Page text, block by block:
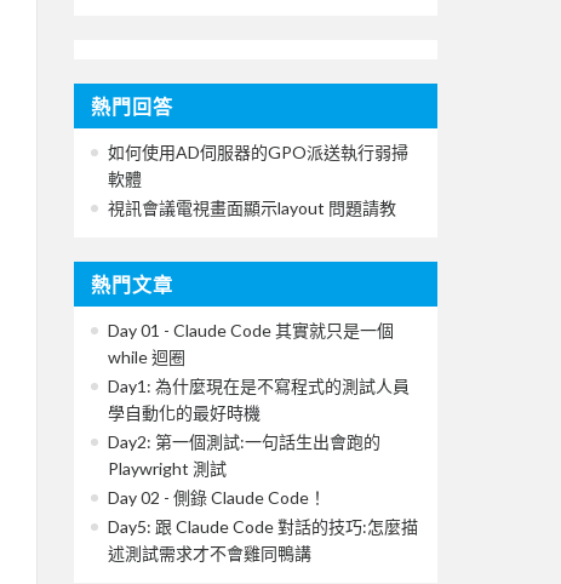
熱門回答
如何使用AD伺服器的GPO派送執行弱掃
軟體
視訊會議電視畫面顯示layout 問題請教
熱門文章
Day 01 - Claude Code 其實就只是一個
while 迴圈
Day1: 為什麼現在是不寫程式的測試人員
學自動化的最好時機
Day2: 第一個測試:一句話生出會跑的
Playwright 測試
Day 02 - 側錄 Claude Code！
Day5: 跟 Claude Code 對話的技巧:怎麼描
述測試需求才不會雞同鴨講